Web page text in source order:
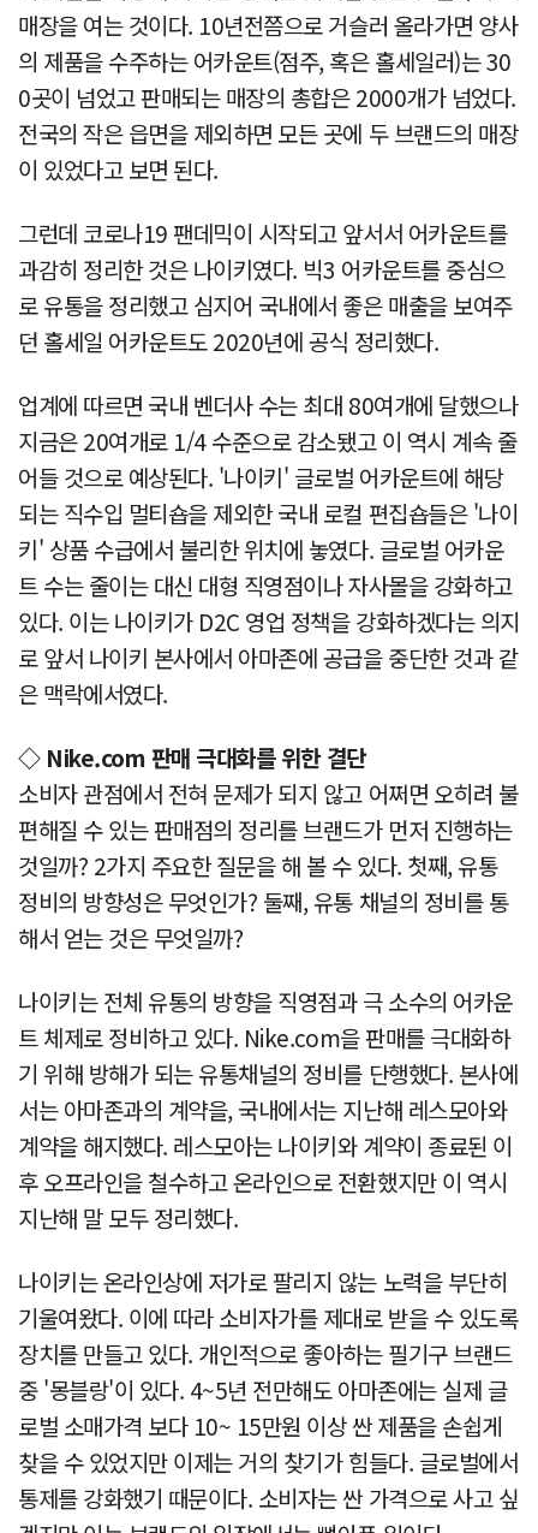
매장을 여는 것이다. 10년전쯤으로 거슬러 올라가면 양사
의 제품을 수주하는 어카운트(점주, 혹은 홀세일러)는 30
0곳이 넘었고 판매되는 매장의 총합은 2000개가 넘었다.
전국의 작은 읍면을 제외하면 모든 곳에 두 브랜드의 매장
이 있었다고 보면 된다.
그런데 코로나19 팬데믹이 시작되고 앞서서 어카운트를
과감히 정리한 것은 나이키였다. 빅3 어카운트를 중심으
로 유통을 정리했고 심지어 국내에서 좋은 매출을 보여주
던 홀세일 어카운트도 2020년에 공식 정리했다.
업계에 따르면 국내 벤더사 수는 최대 80여개에 달했으나
지금은 20여개로 1/4 수준으로 감소됐고 이 역시 계속 줄
어들 것으로 예상된다. '나이키' 글로벌 어카운트에 해당
되는 직수입 멀티숍을 제외한 국내 로컬 편집숍들은 '나이
키' 상품 수급에서 불리한 위치에 놓였다. 글로벌 어카운
트 수는 줄이는 대신 대형 직영점이나 자사몰을 강화하고
있다. 이는 나이키가 D2C 영업 정책을 강화하겠다는 의지
로 앞서 나이키 본사에서 아마존에 공급을 중단한 것과 같
은 맥락에서였다.
◇ Nike.com 판매 극대화를 위한 결단
소비자 관점에서 전혀 문제가 되지 않고 어쩌면 오히려 불
편해질 수 있는 판매점의 정리를 브랜드가 먼저 진행하는
것일까? 2가지 주요한 질문을 해 볼 수 있다. 첫째, 유통
정비의 방향성은 무엇인가? 둘째, 유통 채널의 정비를 통
해서 얻는 것은 무엇일까?
나이키는 전체 유통의 방향을 직영점과 극 소수의 어카운
트 체제로 정비하고 있다. Nike.com을 판매를 극대화하
기 위해 방해가 되는 유통채널의 정비를 단행했다. 본사에
서는 아마존과의 계약을, 국내에서는 지난해 레스모아와
계약을 해지했다. 레스모아는 나이키와 계약이 종료된 이
후 오프라인을 철수하고 온라인으로 전환했지만 이 역시
지난해 말 모두 정리했다.
나이키는 온라인상에 저가로 팔리지 않는 노력을 부단히
기울여왔다. 이에 따라 소비자가를 제대로 받을 수 있도록
장치를 만들고 있다. 개인적으로 좋아하는 필기구 브랜드
중 '몽블랑'이 있다. 4~5년 전만해도 아마존에는 실제 글
로벌 소매가격 보다 10~ 15만원 이상 싼 제품을 손쉽게
찾을 수 있었지만 이제는 거의 찾기가 힘들다. 글로벌에서
통제를 강화했기 때문이다. 소비자는 싼 가격으로 사고 싶